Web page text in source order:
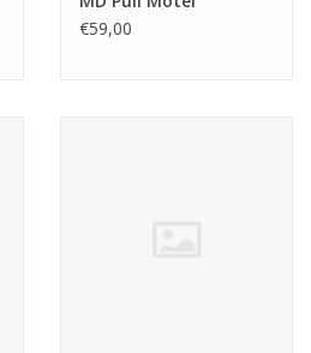
€59,00